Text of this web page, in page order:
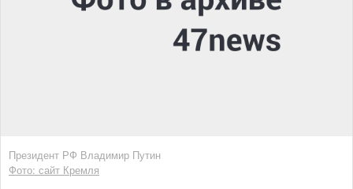
Президент РФ Владимир Путин
Фото: сайт Кремля